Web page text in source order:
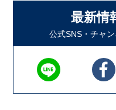
最新情
公式SNS・チャ